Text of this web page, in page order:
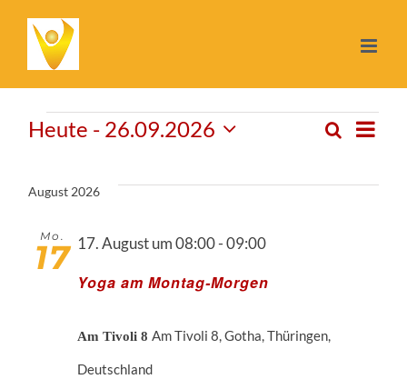
Suche
Heute - 26.09.2026
August 2026
Mo.
17
Yoga am Montag-Morgen
17. August um 08:00-09:00
Am Tivoli 8Am Tivoli 8, Gotha, Thüringen,
Deutschland